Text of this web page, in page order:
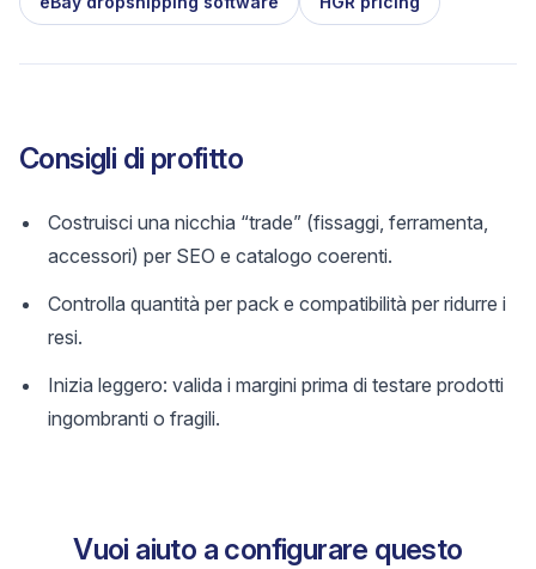
Consigli di profitto
Costruisci una nicchia “trade” (fissaggi, ferramenta,
accessori) per SEO e catalogo coerenti.
Controlla quantità per pack e compatibilità per ridurre i
resi.
Inizia leggero: valida i margini prima di testare prodotti
ingombranti o fragili.
Vuoi aiuto a configurare questo